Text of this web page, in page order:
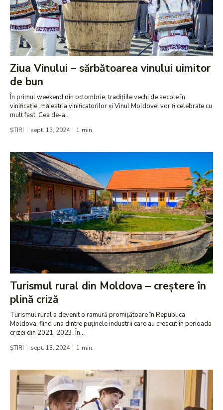
Ziua Vinului – sărbătoarea vinului uimitor
de bun
În primul weekend din octombrie, tradițiile vechi de secole în
vinificație, măiestria vinificatorilor și Vinul Moldovei vor fi celebrate cu
mult fast. Cea de-a...
ȘTIRI sept. 13, 2024 1 min.
Turismul rural din Moldova – creștere în
plină criză
Turismul rural a devenit o ramură promițătoare în Republica
Moldova, fiind una dintre puținele industrii care au crescut în perioada
crizei din 2021-2023. În...
ȘTIRI sept. 13, 2024 1 min.